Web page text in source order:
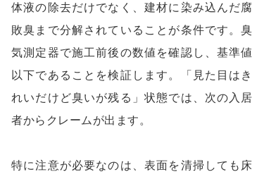
体液の除去だけでなく、建材に染み込んだ腐
敗臭まで分解されていることが条件です。臭
気測定器で施工前後の数値を確認し、基準値
以下であることを検証します。「見た目はき
れいだけど臭いが残る」状態では、次の入居
者からクレームが出ます。
特に注意が必要なのは、表面を清掃しても床